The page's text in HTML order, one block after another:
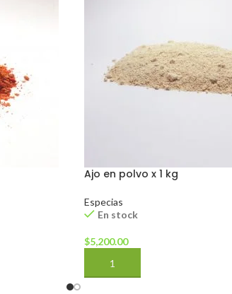
Ajo en polvo x 1 kg
Especias
En stock
$5,200.00
AÑADIR AL CARRITO